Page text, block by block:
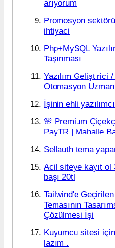
arıyorum
Promosyon
ihtiyaci
Php+MySQL
Taşınması
Yazılım Geliştirici
Otomasyon
İşinin ehli
🌸 Premium
PayTR | Mahalle
Sellauth tema
Acil siteye kayıt ol
başı 20tl
Tailwind'e
Temasının
Çözülmesi İşi
Kuyumcu sitesi
lazım .